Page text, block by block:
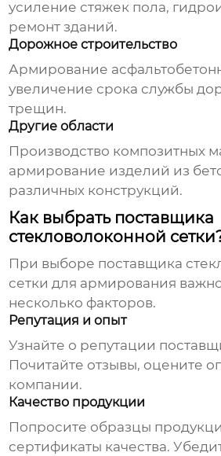
усиление стяжек пола,
ремонт зданий.
Дорожное строительство
Армирование
увеличение срока службы
трещин.
Другие области
Производство композитных
армирование изделий из
различных конструкций.
Как выбрать поставщика
стекловолоконной
При выборе поставщика
сетки для армирования
несколько факторов.
Репутация и опыт
Узнайте о репутации
Почитайте отзывы, оцените
компании.
Качество продукции
Попросите образцы
сертификаты качества.